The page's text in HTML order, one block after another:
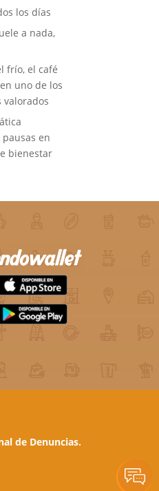
los días
a nada,
frío, el café
uno de los
valorados
en
bienestar
de Denuncias.